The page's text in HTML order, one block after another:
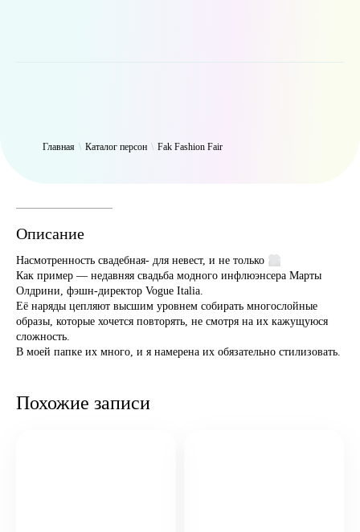
Главная \ Каталог персон \ Fak Fashion Fair
Описание
Насмотренность свадебная- для невест, и не только
Как пример — недавняя свадьба модного инфлюэнсера Марты
Олдрини, фэшн-директор Vogue Italia.
Её наряды цепляют высшим уровнем собирать многослойные
образы, которые хочется повторять, не смотря на их кажущуюся
сложность.
В моей папке их много, и я намерена их обязательно стилизовать.
Похожие записи